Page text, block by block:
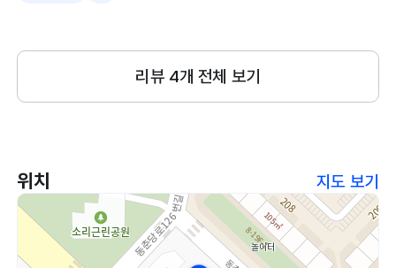
원앞에 가능합니다
리뷰 4개 전체 보기
위치 지도 보기